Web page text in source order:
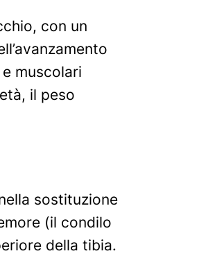
con un
muscolari
il peso
sostituzione
(il condilo
della tibia.